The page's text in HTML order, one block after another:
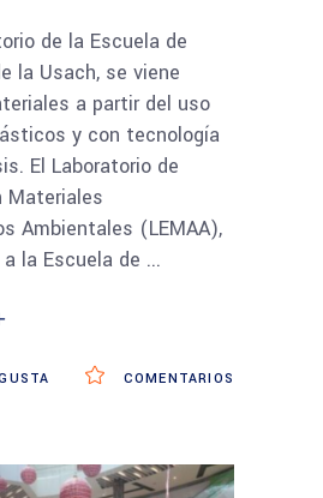
de la Escuela de
la Usach, se viene
a partir del uso
y con tecnología
El Laboratorio de
Materiales
Ambientales (LEMAA),
la Escuela de
COMENTARIOS